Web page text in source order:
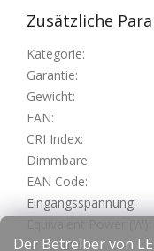
Der Betreiber von
Zusätzliche
Kategorie:
Garantie:
Gewicht:
EAN:
CRI Index:
Dimmbare:
EAN Code:
Eingangsspannung:
IP-Schutz: